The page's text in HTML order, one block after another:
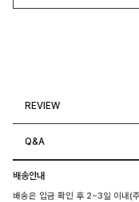
REVIEW
Q&A
배송안내
배송은 입금 확인 후 2~3일 이내(